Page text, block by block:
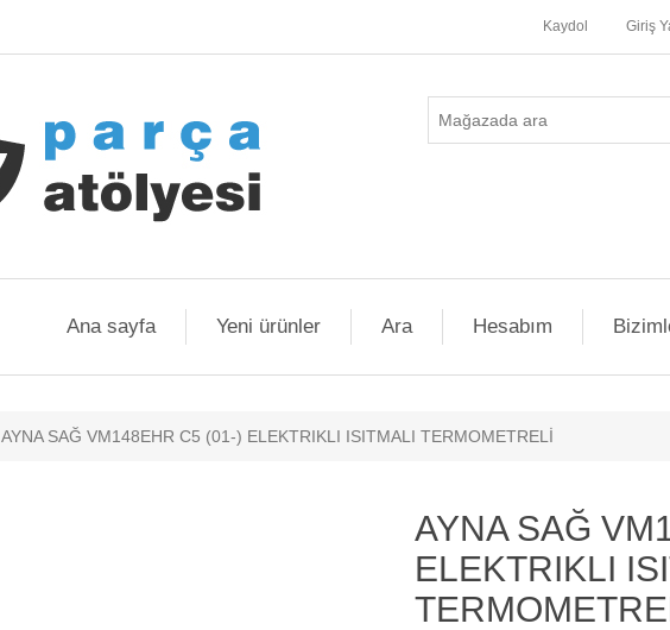
Kaydol Giriş
Ana sayfa Yeni ürünler Ara Hesabım
AYNA SAĞ VM148EHR C5 (01-) ELEKTRIKLI ISITMALI TERMOMETRELİ
AYNA SAĞ
ELEKTRIKLI